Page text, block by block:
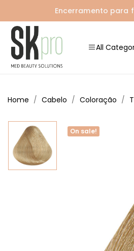
Encerramento para
All
Home Cabelo Coloração
On sale!